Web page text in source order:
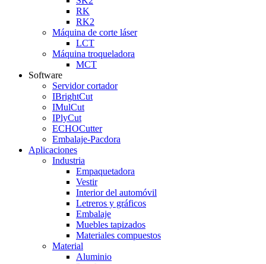
RK
RK2
Máquina de corte láser
LCT
Máquina troqueladora
MCT
Software
Servidor cortador
IBrightCut
IMulCut
IPlyCut
ECHOCutter
Embalaje-Pacdora
Aplicaciones
Industria
Empaquetadora
Vestir
Interior del automóvil
Letreros y gráficos
Embalaje
Muebles tapizados
Materiales compuestos
Material
Aluminio